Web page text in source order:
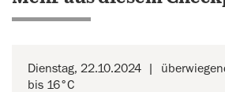
Dienstag, 22.10.2024
bis 16°C